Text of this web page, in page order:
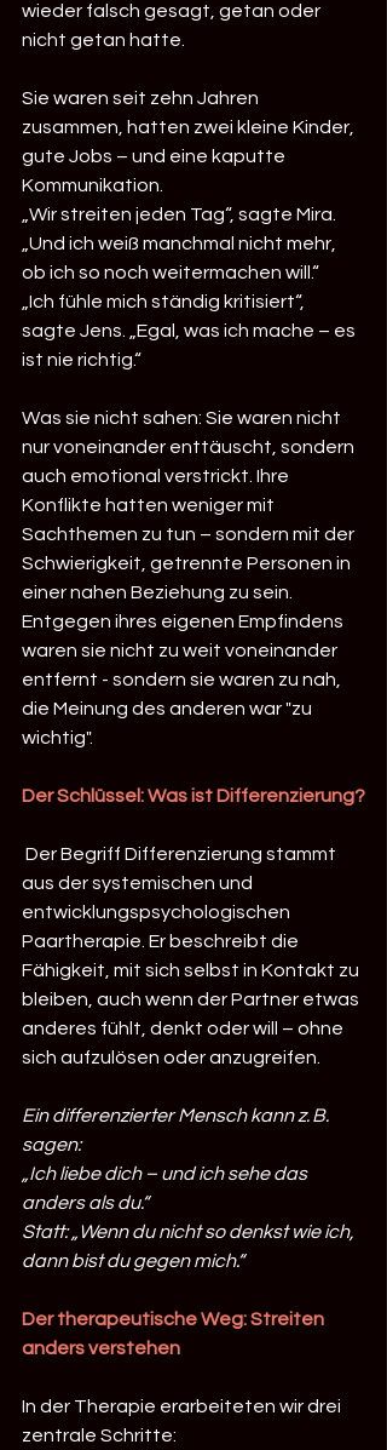
wieder falsch gesagt, getan oder
nicht getan hatte.
Sie waren seit zehn Jahren
zusammen, hatten zwei kleine Kinder,
gute Jobs – und eine kaputte
Kommunikation.
„Wir streiten jeden Tag“, sagte Mira.
„Und ich weiß manchmal nicht mehr,
ob ich so noch weitermachen will.“
„Ich fühle mich ständig kritisiert“,
sagte Jens. „Egal, was ich mache – es
ist nie richtig.“
Was sie nicht sahen: Sie waren nicht
nur voneinander enttäuscht, sondern
auch emotional verstrickt. Ihre
Konflikte hatten weniger mit
Sachthemen zu tun – sondern mit der
Schwierigkeit, getrennte Personen in
einer nahen Beziehung zu sein.
Entgegen ihres eigenen Empfindens
waren sie nicht zu weit voneinander
entfernt - sondern sie waren zu nah,
die Meinung des anderen war "zu
wichtig".
Der Schlüssel: Was ist Differenzierung?
Der Begriff Differenzierung stammt
aus der systemischen und
entwicklungspsychologischen
Paartherapie. Er beschreibt die
Fähigkeit, mit sich selbst in Kontakt zu
bleiben, auch wenn der Partner etwas
anderes fühlt, denkt oder will – ohne
sich aufzulösen oder anzugreifen.
Ein differenzierter Mensch kann z. B.
sagen:
„Ich liebe dich – und ich sehe das
anders als du.“
Statt: „Wenn du nicht so denkst wie ich,
dann bist du gegen mich.“
Der therapeutische Weg: Streiten
anders verstehen
In der Therapie erarbeiteten wir drei
zentrale Schritte: